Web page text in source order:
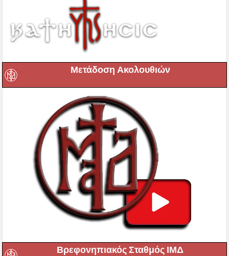
Μετάδοση Ακολουθιών
Βρεφονηπιακός Σταθμός ΙΜΔ